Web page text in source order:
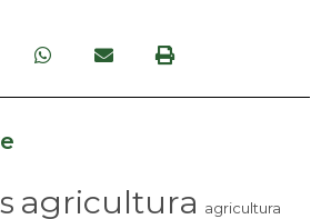
agricultura agricultura